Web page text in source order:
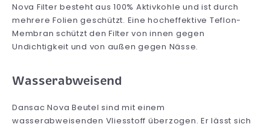
Nova Filter besteht aus 100% Aktivkohle und ist durch
mehrere Folien geschützt. Eine hocheffektive Teflon-
Membran schützt den Filter von innen gegen
Undichtigkeit und von außen gegen Nässe.
Wasserabweisend
Dansac Nova Beutel sind mit einem
wasserabweisenden Vliesstoff überzogen. Er lässt sich